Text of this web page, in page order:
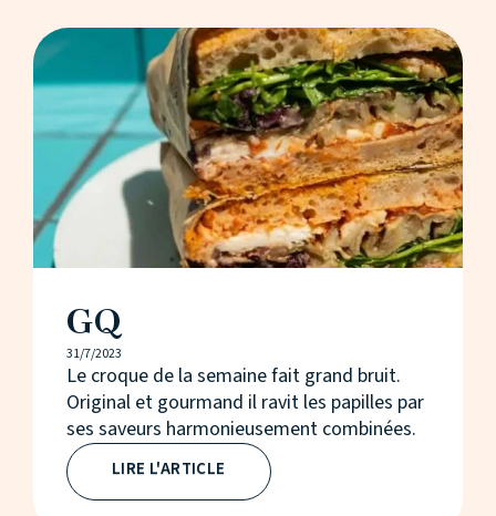
GQ
31/7/2023
Le croque de la semaine fait grand bruit.
Original et gourmand il ravit les papilles par
ses saveurs harmonieusement combinées.
LIRE L'ARTICLE